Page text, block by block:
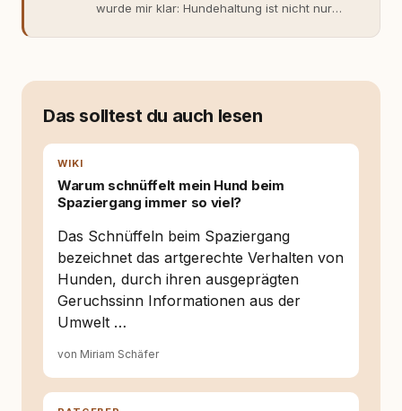
wurde mir klar: Hundehaltung ist nicht nur
Fachwissen. Der Wendepunkt kam mit meinem
moderner Hundeerziehung
entsteht echte Bindung dort, wo Verständnis
Entwicklung entstand rundum.dog – ein
Wissens- und Serviceportal für
Hundehalter:innen in Deutschland, Österreich
und der Schweiz. Meine Überzeugung:
Tierschutz beginnt mit Wissen. Wer seinen
Hund versteht, trifft bessere Entscheidungen –
für ein Zusammenleben, das beiden guttut.
Das solltest du auch lesen
WIKI
Warum schnüffelt mein Hund beim
Spaziergang immer so viel?
Das Schnüffeln beim Spaziergang
bezeichnet das artgerechte Verhalten von
Hunden, durch ihren ausgeprägten
Geruchssinn Informationen aus der
Umwelt …
von Miriam Schäfer